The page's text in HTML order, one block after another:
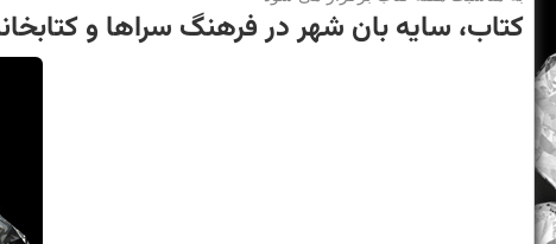
كتاب، سایه بان شهر در فرهنگ سراها و